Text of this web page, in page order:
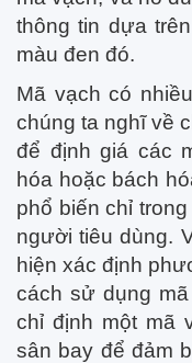
thông tin dựa
màu đen đó.
Mã vạch có
chúng ta nghĩ về
để định giá các
hóa hoặc bách
phổ biến chỉ
người tiêu dùng.
hiện xác định
cách sử dụng
chỉ định một mã
sân bay để đảm